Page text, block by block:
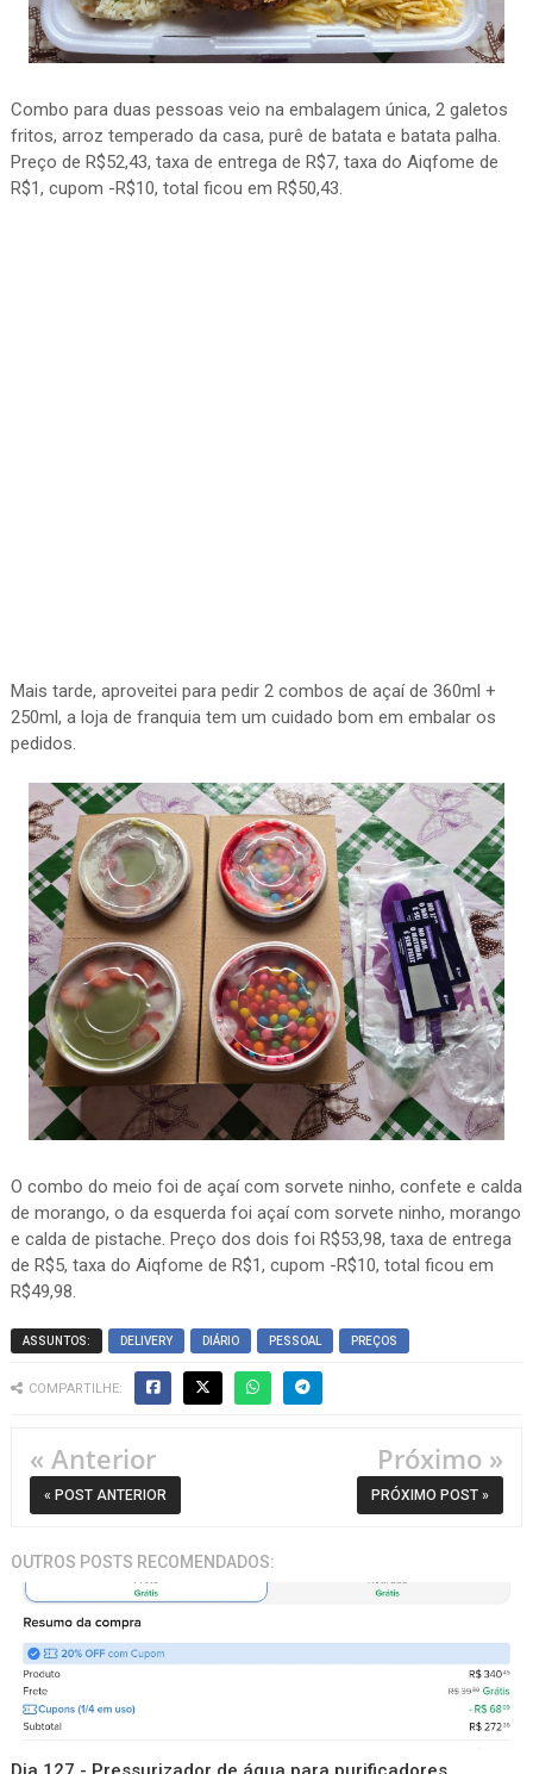
Combo para duas pessoas veio na embalagem única, 2 galetos
fritos, arroz temperado da casa, purê de batata e batata palha.
Preço de R$52,43, taxa de entrega de R$7, taxa do Aiqfome de
R$1, cupom -R$10, total ficou em R$50,43.
Mais tarde, aproveitei para pedir 2 combos de açaí de 360ml +
250ml, a loja de franquia tem um cuidado bom em embalar os
pedidos.
O combo do meio foi de açaí com sorvete ninho, confete e calda
de morango, o da esquerda foi açaí com sorvete ninho, morango
e calda de pistache. Preço dos dois foi R$53,98, taxa de entrega
de R$5, taxa do Aiqfome de R$1, cupom -R$10, total ficou em
R$49,98.
ASSUNTOS: DELIVERY DIÁRIO PESSOAL PREÇOS
COMPARTILHE:
« Anterior
« POST ANTERIOR
Próximo »
PRÓXIMO POST »
OUTROS POSTS RECOMENDADOS: